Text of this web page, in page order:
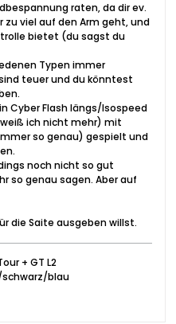
raten, da dir ev.
zu viel auf den Arm geht, und
bietet (du sagst du
Typen immer
teuer und du könntest
Cyber Flash längs/Isospeed
ich nicht mehr) mit
so genau) gespielt und
noch nicht so gut
so genau sagen. Aber auf
die Saite ausgeben willst.
+ GT L2
schwarz/blau